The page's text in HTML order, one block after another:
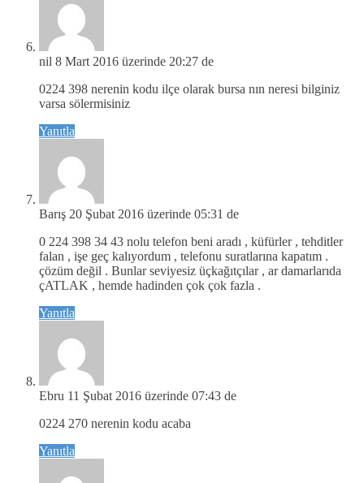
nil 8 Mart 2016 üzerinde 20:27 de
0224 398 nerenin kodu ilçe olarak bursa nın neresi bilginiz
varsa sölermisiniz
Yanıtla
Barış 20 Şubat 2016 üzerinde 05:31 de
0 224 398 34 43 nolu telefon beni aradı , küfürler , tehditler
falan , işe geç kalıyordum , telefonu suratlarına kapatım .
çözüm değil . Bunlar seviyesiz üçkağıtçılar , ar damarlarıda
çATLAK , hemde hadinden çok çok fazla .
Yanıtla
Ebru 11 Şubat 2016 üzerinde 07:43 de
0224 270 nerenin kodu acaba
Yanıtla